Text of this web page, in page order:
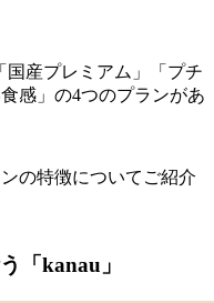
国産プレミアム」「プチ
感」の4つのプランがあ
の特徴についてご紹介
「kanau」